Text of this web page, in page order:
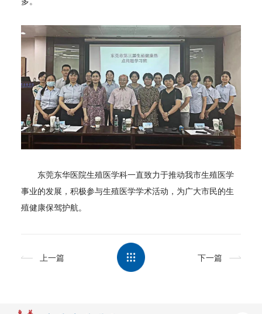
东莞东华医院生殖医学科一直致力于推动我市生殖医学
事业的发展，积极参与生殖医学学术活动，为广大市民的生
殖健康保驾护航。
上一篇 下一篇